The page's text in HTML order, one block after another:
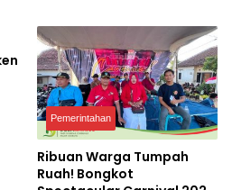
Pemerintahan
Ribuan Warga Tumpah
Ruah! Bongkot